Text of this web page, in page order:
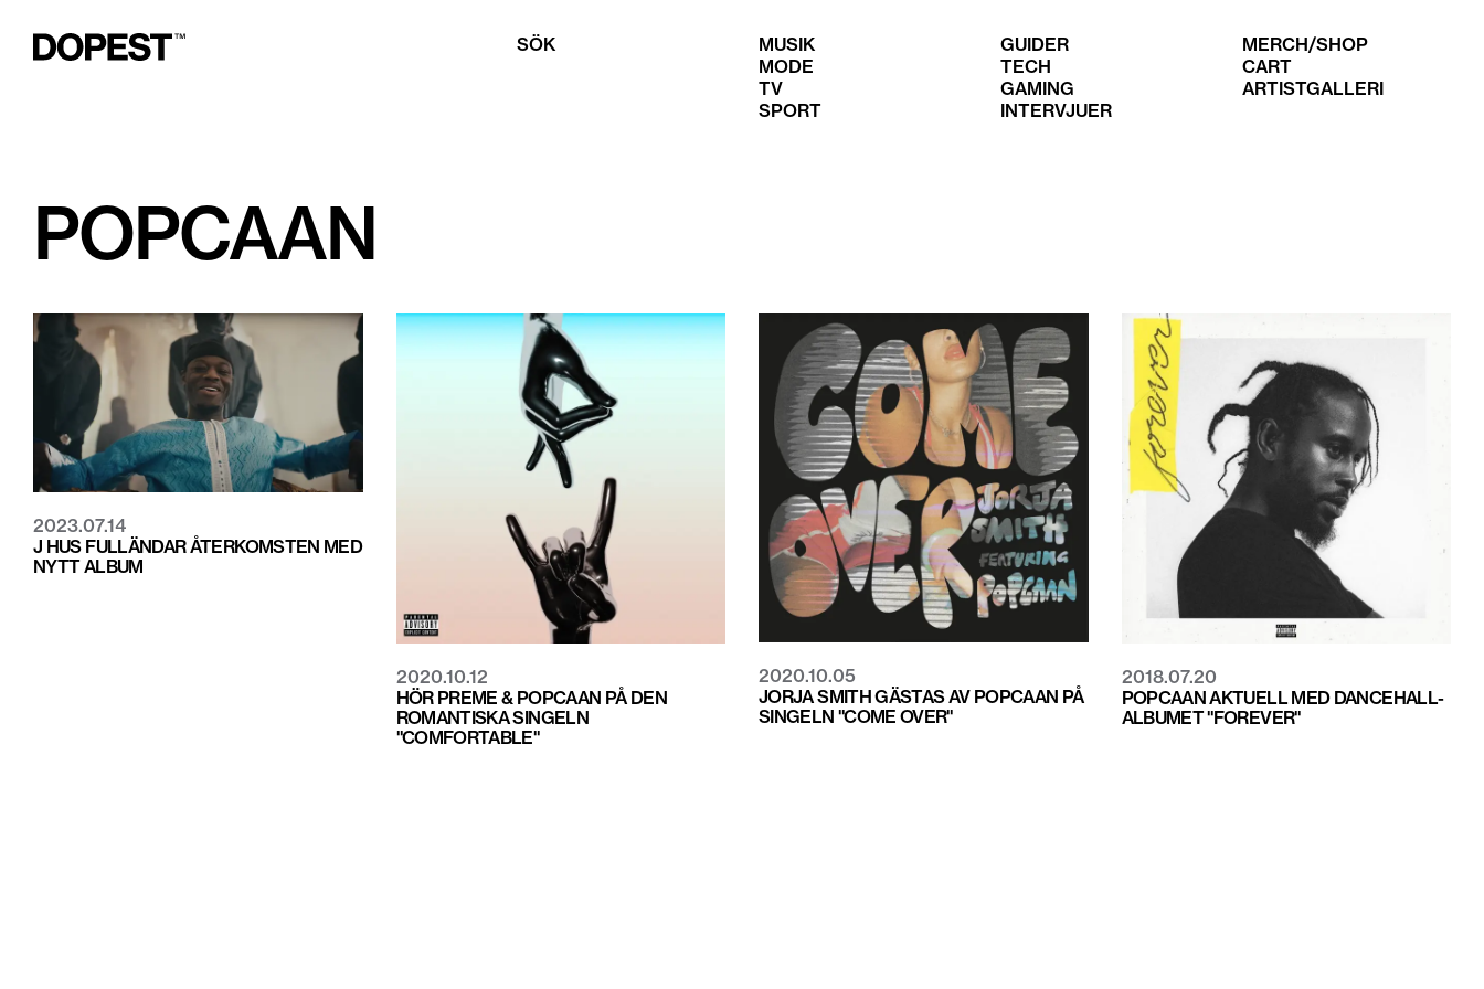
SÖK
MUSIK
MODE
TV
SPORT
GUIDER
TECH
GAMING
INTERVJUER
MERCH/SHOP
CART
ARTISTGALLERI
POPCAAN
2023.07.14
J HUS FULLÄNDAR ÅTERKOMSTEN MED
NYTT ALBUM
2020.10.12
HÖR PREME & POPCAAN PÅ DEN
ROMANTISKA SINGELN
"COMFORTABLE"
2020.10.05
JORJA SMITH GÄSTAS AV POPCAAN PÅ
SINGELN "COME OVER"
2018.07.20
POPCAAN AKTUELL MED DANCEHALL-
ALBUMET "FOREVER"